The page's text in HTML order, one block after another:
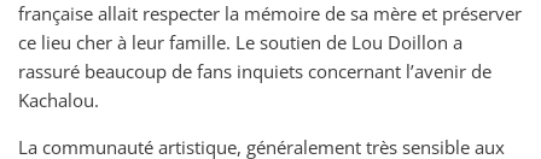
française allait respecter la mémoire de sa mère et préserver
ce lieu cher à leur famille. Le soutien de Lou Doillon a
rassuré beaucoup de fans inquiets concernant l’avenir de
Kachalou.
La communauté artistique, généralement très sensible aux